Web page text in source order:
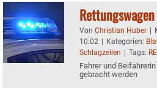
Von Christian Huber |
10:02 | Kategorien:
Schlagzeilen | Tags:
Fahrer und
gebracht werden